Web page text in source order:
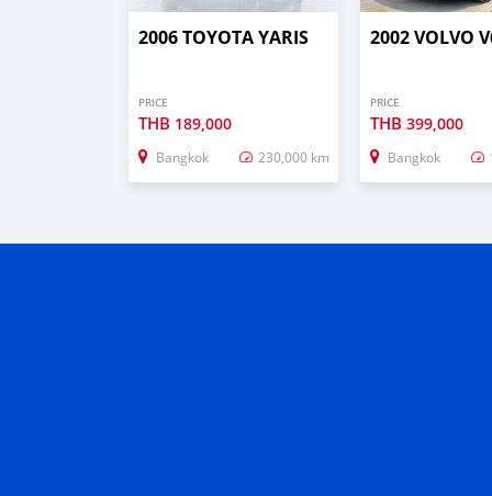
2006 TOYOTA YARIS
PRICE
THB 189,000
Bangkok 230,000 km
2002 VOLVO
PRICE
THB399,000
Bangkok